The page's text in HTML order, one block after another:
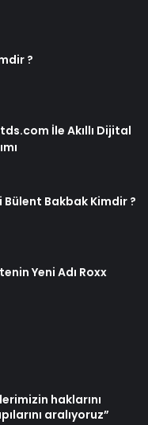
?
İle Akıllı Dijital
Bülent Bakbak Kimdir ?
Yeni Adı Roxx
haklarını
aralıyoruz”